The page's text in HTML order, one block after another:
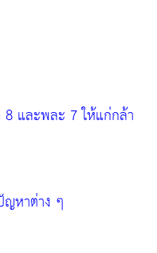
และพละ 7 ให้แก่กล้า
ญหาต่าง ๆ